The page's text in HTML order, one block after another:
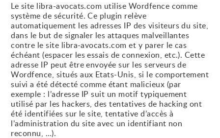
Le site libra-avocats.com utilise Wordfence comme
système de sécurité. Ce plugin relève
automatiquement les adresses IP des visiteurs du site,
dans le but de signaler les attaques malveillantes
contre le site libra-avocats.com et y parer le cas
échéant (espacer les essais de connexion, etc.). Cette
adresse IP peut être envoyée sur les serveurs de
Wordfence, situés aux Etats-Unis, si le comportement
suivi a été détecté comme étant malicieux (par
exemple : l’adresse IP suit un motif typiquement
utilisé par les hackers, des tentatives de hacking ont
été identifiées sur le site, tentative d’accès à
l’administration du site avec un identifiant non
reconnu, …).